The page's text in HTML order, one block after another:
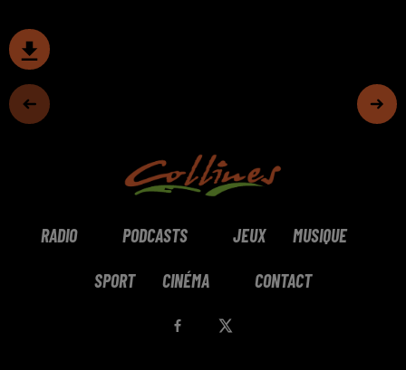
RADIO PODCASTS JEUX MUSIQUE
SPORT CINÉMA CONTACT